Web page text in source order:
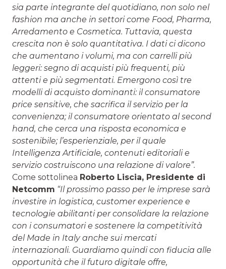
sia parte integrante del quotidiano, non solo nel
fashion ma anche in settori come Food, Pharma,
Arredamento e Cosmetica. Tuttavia, questa
crescita non è solo quantitativa. I dati ci dicono
che aumentano i volumi, ma con carrelli più
leggeri: segno di acquisti più frequenti, più
attenti e più segmentati. Emergono così tre
modelli di acquisto dominanti: il consumatore
price sensitive, che sacrifica il servizio per la
convenienza; il consumatore orientato al second
hand, che cerca una risposta economica e
sostenibile; l’esperienziale, per il quale
Intelligenza Artificiale, contenuti editoriali e
servizio costruiscono una relazione di valore”.
Come sottolinea Roberto Liscia, Presidente di
Netcomm “Il prossimo passo per le imprese sarà
investire in logistica, customer experience e
tecnologie abilitanti per consolidare la relazione
con i consumatori e sostenere la competitività
del Made in Italy anche sui mercati
internazionali. Guardiamo quindi con fiducia alle
opportunità che il futuro digitale offre,